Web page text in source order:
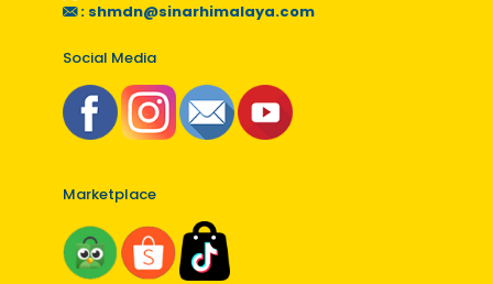
: shmdn@sinarhimalaya.com
Social Media
Marketplace